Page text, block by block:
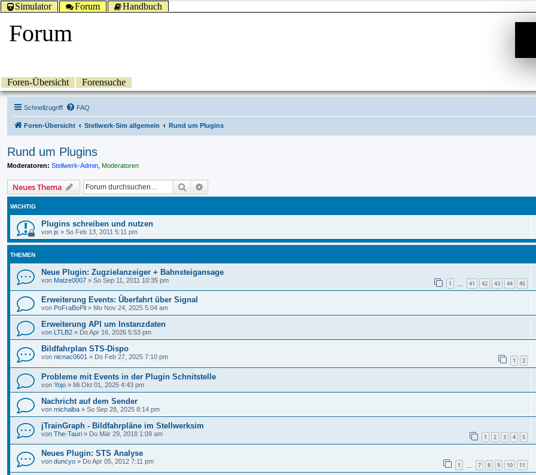
Simulator Forum Handbuch
Forum
Foren-Übersicht Forensuche
Schnellzugriff FAQ
Foren-Übersicht Stellwerk-Sim allgemein Rund um Plugins
Rund um Plugins
Moderatoren: Stellwerk-Admin Moderatoren
Neues Thema Suche
WICHTIG
Plugins schreiben und nutzen
von js » So Feb 13, 2011 5:11 pm
THEMEN
Neue Plugin: Zugzielanzeiger + Bahnsteigansage
von Matze0007 » So Sep 11, 2011 10:35 pm 1 41 42 43 44 45
Erweiterung Events: Überfahrt über Signal
von PoFraBoPil » Mo Nov 24, 2025 5:04 am
Erweiterung API um Instanzdaten
von LTLB2 » Do Apr 16, 2026 5:53 pm
Bildfahrplan STS-Dispo
von nicnac0601 » Do Feb 27, 2025 7:10 pm 1 2
Probleme mit Events in der Plugin Schnitstelle
von Yojo » Mi Okt 01, 2025 4:43 pm
Nachricht auf dem Sender
von michalba » So Sep 28, 2025 8:14 pm
jTrainGraph - Bildfahrpläne im Stellwerksim
von The-Tauri » Do Mär 29, 2018 1:09 am 1 2 3 4 5
Neues Plugin: STS Analyse
von duncyo » Do Apr 05, 2012 7:11 pm 1 7 8 9 10 11